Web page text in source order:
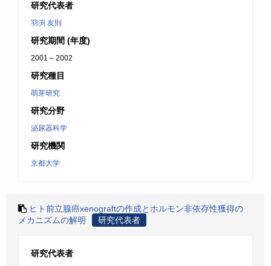
研究代表者
羽渕 友則
研究期間 (年度)
2001 – 2002
研究種目
萌芽研究
研究分野
泌尿器科学
研究機関
京都大学
ヒト前立腺癌xenograftの作成とホルモン非依存性獲得の
メカニズムの解明
研究代表者
研究代表者